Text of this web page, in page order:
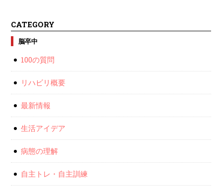
CATEGORY
脳卒中
100の質問
リハビリ概要
最新情報
生活アイデア
病態の理解
自主トレ・自主訓練